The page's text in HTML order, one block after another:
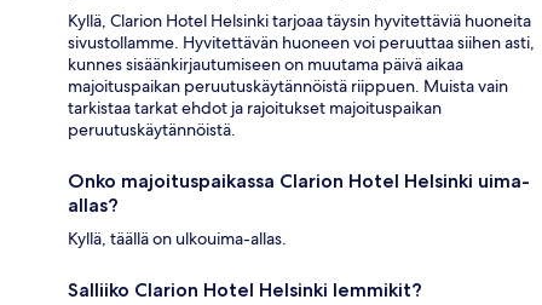
Kyllä, Clarion Hotel Helsinki tarjoaa täysin hyvitettäviä huoneita
sivustollamme. Hyvitettävän huoneen voi peruuttaa siihen asti,
kunnes sisäänkirjautumiseen on muutama päivä aikaa
majoituspaikan peruutuskäytännöistä riippuen. Muista vain
tarkistaa tarkat ehdot ja rajoitukset majoituspaikan
peruutuskäytännöistä.
Onko majoituspaikassa Clarion Hotel Helsinki uima-
allas?
Kyllä, täällä on ulkouima-allas.
Salliiko Clarion Hotel Helsinki lemmikit?